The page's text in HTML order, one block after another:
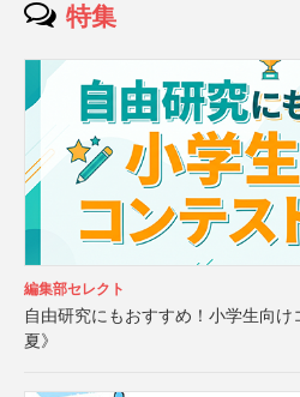
特集
編集部セレクト
自由研究にもおすすめ！小学生向
夏》